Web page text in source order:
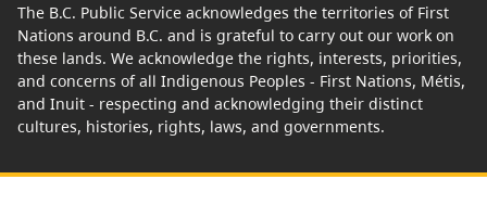
The B.C. Public Service acknowledges the territories of First
Nations around B.C. and is grateful to carry out our work on
these lands. We acknowledge the rights, interests, priorities,
and concerns of all Indigenous Peoples - First Nations, Métis,
and Inuit - respecting and acknowledging their distinct
cultures, histories, rights, laws, and governments.